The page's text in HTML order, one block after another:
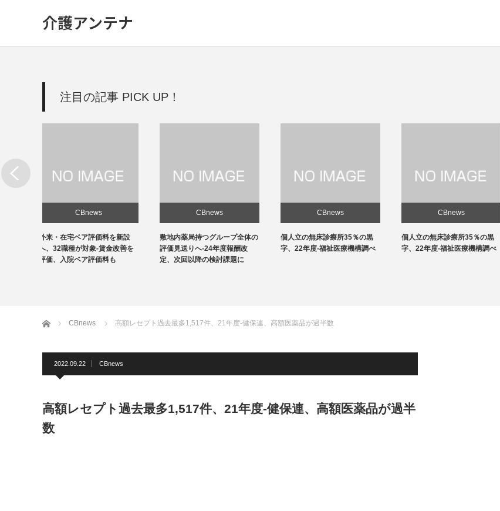
介護アンテナ
注目の記事 PICK UP！
CBnews
敷地内薬局持つグループ全体の
評価見送りへ-24年度報酬改
定、次回以降の検討課題に
CBnews
個人立の無床診療所35％の黒
字、22年度-福祉医療機構調べ
CBnews
個人立の無床診療所35％の黒
字、22年度-福祉医療機構調べ
CBnews
感染対策向上加算、介護施設と
の協力体制を要件化-24年度報
ホーム CBnews 高額レセプト過去最多1,517件、21年度-健保連、高額医薬品が過半数
2022.09.22 CBnews
高額レセプト過去最多1,517件、21年度-健保連、高額医薬品が過半
数